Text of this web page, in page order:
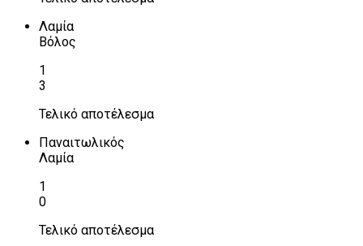
Λαμία
Βόλος
1
3
Τελικό αποτέλεσμα
Παναιτωλικός
Λαμία
1
0
Τελικό αποτέλεσμα